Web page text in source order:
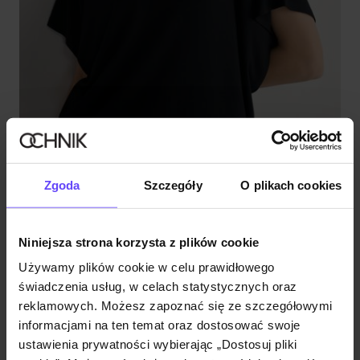
Zgoda Szczegóły O plikach cookies
Niniejsza strona korzysta z plików cookie
Używamy plików cookie w celu prawidłowego
świadczenia usług, w celach statystycznych oraz
reklamowych. Możesz zapoznać się ze szczegółowymi
informacjami na ten temat oraz dostosować swoje
ustawienia prywatności wybierając „Dostosuj pliki
Czarna bluzka damska
4.9 (55)